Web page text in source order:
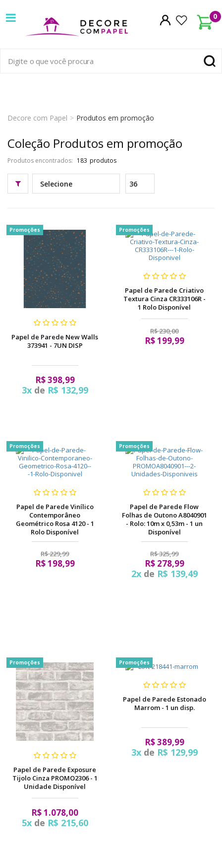
0
Decore
com
papel
em
venda
de
Papel
de
pela
Internet
Decore com Papel Produtos em promoção
Coleção Produtos em promoção
Produtos encontrados: 183
Papel de Parede New Walls
373941 - 7UN DISP
R$ 398,99
3xde R$ 132,99
Promoções
Papel de Parede Criativo
Textura Cinza CR333106R -
1 Rolo Disponível
R$ 230,00
R$ 199,99
Promoções
Papel de Parede Vinílico
Contemporâneo
Geométrico Rosa 4120 - 1
Rolo Disponível
R$ 229,99
R$ 198,99
Promoções
Papel de Parede Flow
Folhas de Outono A8040901
- Rolo: 10m x 0,53m - 1 un
Disponível
R$ 325,99
R$ 278,99
2xde R$ 139,49
Promoções
Papel de Parede Exposure
Tijolo Cinza PROMO2306 - 1
Unidade Disponível
R$ 1.078,00
5xde R$ 215,60
Promoções
Papel de Parede Estonado
Marrom - 1 un disp.
R$ 389,99
3xde R$ 129,99
Promoções